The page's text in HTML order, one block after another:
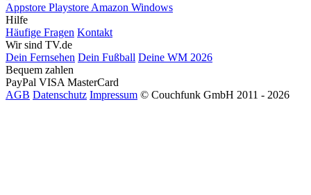
Appstore Playstore Amazon Windows
Hilfe
Häufige Fragen Kontakt
Wir sind TV.de
Dein Fernsehen Dein Fußball Deine WM 2026
Bequem zahlen
PayPal VISA MasterCard
AGB Datenschutz Impressum © Couchfunk GmbH 2011 - 2026